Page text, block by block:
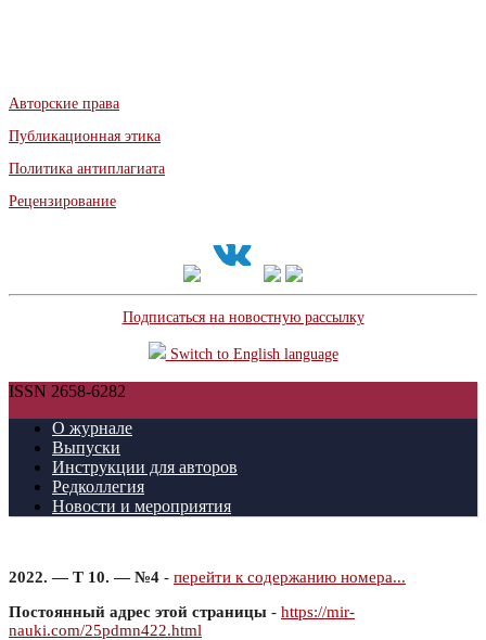
Авторские права
Публикационная этика
Политика антиплагиата
Рецензирование
Подписаться на новостную рассылку
Switch to English language
ISSN 2658-6282
О журнале
Выпуски
Инструкции для авторов
Редколлегия
Новости и мероприятия
2022. — Т 10. — №4 - перейти к содержанию номера...
Постоянный адрес этой страницы - https://mir-
nauki.com/25pdmn422.html